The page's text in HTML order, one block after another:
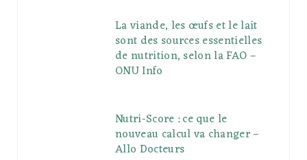
La viande, les œufs et le lait
sont des sources essentielles
de nutrition, selon la FAO –
ONU Info
Nutri-Score : ce que le
nouveau calcul va changer –
Allo Docteurs